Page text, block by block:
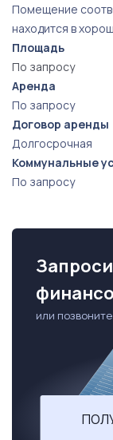
Помещение
находится в
Площадь
По запросу
Аренда
По запросу
Договор аренды
Долгосрочная
Коммунальные
По запросу
или